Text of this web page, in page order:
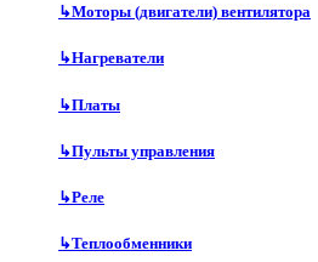
↳Моторы (двигатели) вентилятора
↳Нагреватели
↳Платы
↳Пульты управления
↳Реле
↳Теплообменники